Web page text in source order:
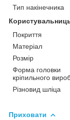
Тип накінечника
Покриття
Матеріал
Розмір
Форма головки
кріпильного
Різновид шліца
Приховати